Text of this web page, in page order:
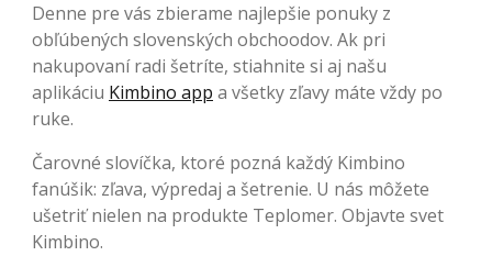
Denne pre vás zbierame najlepšie ponuky z
obľúbených slovenských obchoodov. Ak pri
nakupovaní radi šetríte, stiahnite si aj našu
aplikáciu Kimbino app a všetky zľavy máte vždy po
ruke.
Čarovné slovíčka, ktoré pozná každý Kimbino
fanúšik: zľava, výpredaj a šetrenie. U nás môžete
ušetriť nielen na produkte Teplomer. Objavte svet
Kimbino.